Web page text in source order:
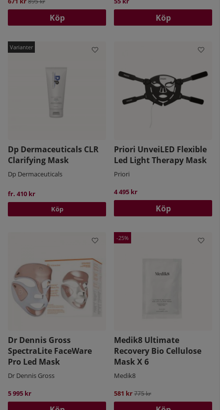
Köp Köp
Dp Dermaceuticals CLR
Clarifying Mask
Dp Dermaceuticals
fr. 410 kr
Köp
Priori UnveiLED Flexible
Led Light Therapy Mask
Priori
4 495 kr
Köp
Dr Dennis Gross
SpectraLite FaceWare
Pro Led Mask
Dr Dennis Gross
5 995 kr
25
Medik8 Ultimate
Recovery Bio Cellulose
Mask X 6
Medik8
581 krOrdinarie pris:
775 kr